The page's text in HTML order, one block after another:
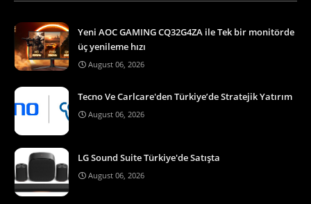
Yeni AOC GAMING CQ32G4ZA ile Tek bir monitörde
üç yenileme hızı
August 06, 2026
Tecno Ve Carlcare'den Türkiye’de Stratejik Yatırım
August 06, 2026
LG Sound Suite Türkiye'de Satışta
August 06, 2026